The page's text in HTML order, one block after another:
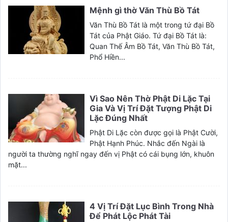
Mệnh gì thờ Văn Thù Bồ Tát
Văn Thù Bồ Tát là một trong tứ đại Bồ
Tát của Phật Giáo. Tứ đại Bồ Tát là:
Quan Thế Âm Bồ Tát, Văn Thù Bồ Tát,
Phổ Hiền...
Vì Sao Nên Thờ Phật Di Lặc Tại
Gia Và Vị Trí Đặt Tượng Phật Di
Lặc Đúng Nhất
Phật Di Lặc còn được gọi là Phật Cười,
Phật Hạnh Phúc. Nhắc đến Ngài là
người ta thường nghĩ ngay đến vị Phật có cái bụng lớn, khuôn
mặt...
4 Vị Trí Đặt Lục Bình Trong Nhà
Để Phát Lộc Phát Tài